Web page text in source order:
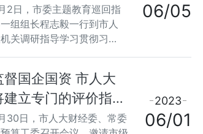
导主题教育
2日，市委主题教育巡回指
组组长程志毅一行到市人
关调研指导学习贯彻习近
财经委预算工委党支部主
育专题学习会议，与党员
进行座谈交流。
06/05
督国企国资 市人大
建立专门的评价指标
系
30日，市人大财经委、常委
2023
06/01